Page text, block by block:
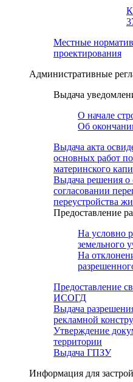
Местные
проектирования
Административные
Выдача
О начале
Об
Выдача акта
основных работ по
материнского
Выдача решения о
согласовании
переустройства
Предоставление
На условно
земельного
На
Предоставление
ИСОГД
Выдача
рекламной
Утверждение
территории
Выдача ГПЗУ
Информация для